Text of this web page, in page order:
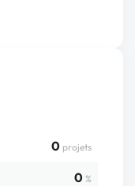
0 projets
0 %